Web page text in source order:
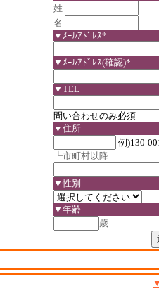
姓
名
▼ﾒｰﾙｱﾄﾞﾚｽ*
▼ﾒｰﾙｱﾄﾞﾚｽ(確認)*
▼TEL
問い合わせのみ必須
▼住所
例)130-
┗市町村以降
▼性別
▼年齢
歳